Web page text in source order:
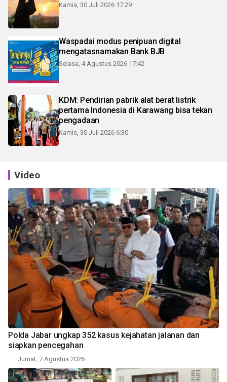
Kamis, 30 Juli 2026 17:29
Waspadai modus penipuan digital
mengatasnamakan Bank BJB
Selasa, 4 Agustus 2026 17:42
KDM: Pendirian pabrik alat berat listrik
pertama Indonesia di Karawang bisa tekan
pengadaan
Kamis, 30 Juli 2026 6:30
Video
Polda Jabar ungkap 352 kasus kejahatan jalanan dan
siapkan pencegahan
Jumat, 7 Agustus 2026